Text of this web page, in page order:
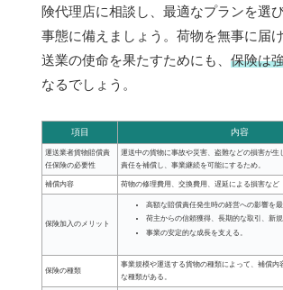
険代理店に相談し、最適なプランを選
事態に備えましょう。荷物を無事に届
送業の使命を果たすためにも、 保険は
なるでしょう。
項目 内容
運送業者貨物賠償責
任保険の必要性
運送中の貨物に事故や災害、盗難などの損害が生
責任を補償し、事業継続を可能にするため。
補償内容 荷物の修理費用、交換費用、遅延による損害など
保険加入のメリット
高額な賠償責任発生時の経営への影響を最
荷主からの信頼獲得、長期的な取引、新規
事業の安定的な成長を支える。
保険の種類
事業規模や運送する貨物の種類によって、補償内
な種類がある。